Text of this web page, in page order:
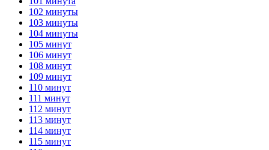
102 минуты
103 минуты
104 минуты
105 минут
106 минут
108 минут
109 минут
110 минут
111 минут
112 минут
113 минут
114 минут
115 минут